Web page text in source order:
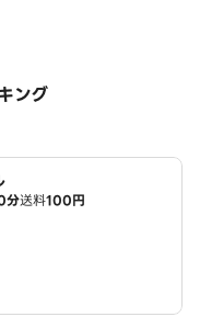
ング
分送料100円